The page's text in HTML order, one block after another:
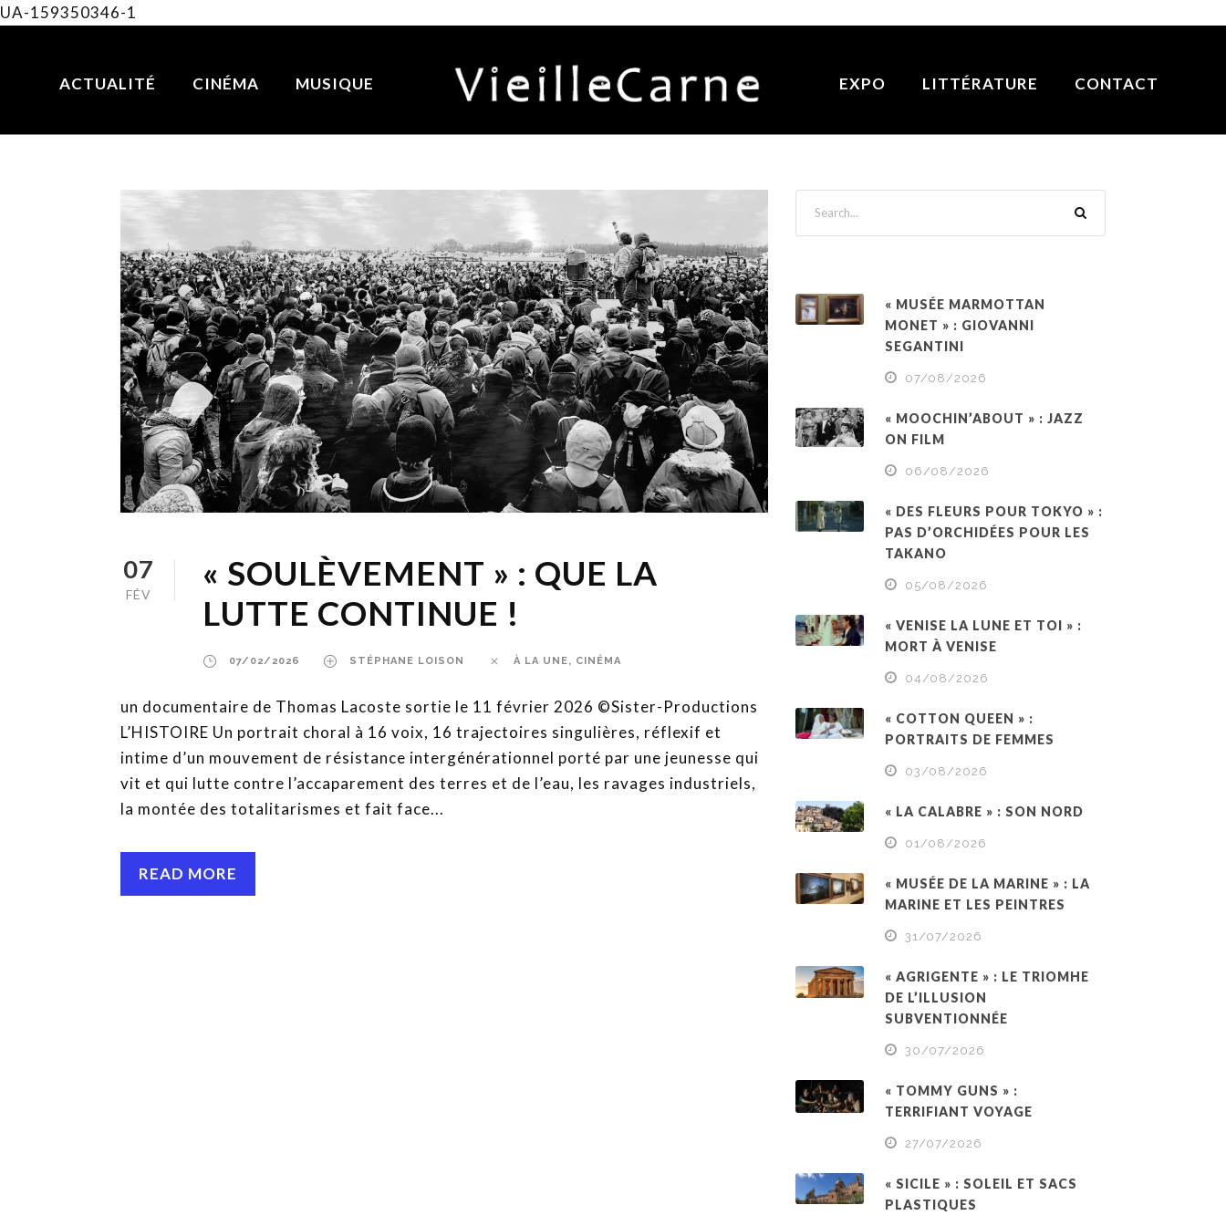
UA-159350346-1
ACTUALITÉ CINÉMA MUSIQUE EXPO LITTÉRATURE CONTACT
07
FÉV
« SOULÈVEMENT » : QUE LA
LUTTE CONTINUE !
07/02/2026 STÉPHANE LOISON À LA UNE, CINÉMA
un documentaire de Thomas Lacoste sortie le 11 février 2026 ©Sister-Productions
L’HISTOIRE Un portrait choral à 16 voix, 16 trajectoires singulières, réflexif et
intime d’un mouvement de résistance intergénérationnel porté par une jeunesse qui
vit et qui lutte contre l’accaparement des terres et de l’eau, les ravages industriels,
la montée des totalitarismes et fait face...
READ MORE
« MUSÉE MARMOTTAN
MONET » : GIOVANNI
SEGANTINI
07/08/2026
« MOOCHIN’ABOUT » : JAZZ
ON FILM
06/08/2026
« DES FLEURS POUR TOKYO » :
PAS D’ORCHIDÉES POUR LES
TAKANO
05/08/2026
« VENISE LA LUNE ET TOI » :
MORT À VENISE
04/08/2026
« COTTON QUEEN » :
PORTRAITS DE FEMMES
03/08/2026
« LA CALABRE » : SON NORD
01/08/2026
« MUSÉE DE LA MARINE » : LA
MARINE ET LES PEINTRES
31/07/2026
« AGRIGENTE » : LE TRIOMHE
DE L’ILLUSION
SUBVENTIONNÉE
30/07/2026
« TOMMY GUNS » :
TERRIFIANT VOYAGE
27/07/2026
« SICILE » : SOLEIL ET SACS
PLASTIQUES